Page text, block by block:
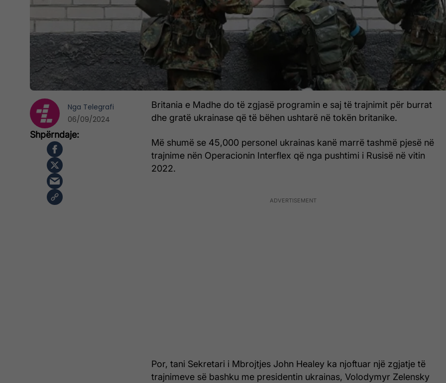
Britania e Madhe do të zgjasë programin e saj të trajnimit për burrat
dhe gratë ukrainase që të bëhen ushtarë në tokën britanike.
Më shumë se 45,000 personel ukrainas kanë marrë tashmë pjesë në
trajnime nën Operacionin Interflex që nga pushtimi i Rusisë në vitin
2022.
Por, tani Sekretari i Mbrojtjes John Healey ka njoftuar një zgjatje të
trajnimeve së bashku me presidentin ukrainas, Volodymyr Zelensky
Nga Telegrafi
06/09/2024